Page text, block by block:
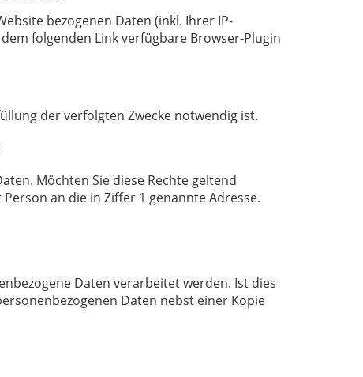
bezogenen Daten (inkl. Ihrer IP-
folgenden Link verfügbare Browser-Plugin
der verfolgten Zwecke notwendig ist.
Möchten Sie diese Rechte geltend
an die in Ziffer 1 genannte Adresse.
Daten verarbeitet werden. Ist dies
Daten nebst einer Kopie